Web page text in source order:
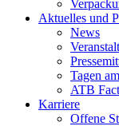
Aktuelles und
News
Tagen
ATB
Karriere
Offene